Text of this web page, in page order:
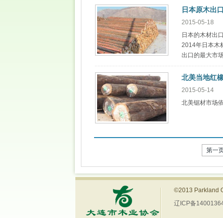
日本原木出
2015-05-18
日本的木材出
2014年日本木
出口的最大市
北美当地红
2015-05-14
北美锯材市场
第一
©2013 Parkland
辽ICP备